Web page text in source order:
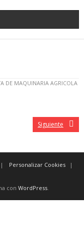
DE MAQUINARIA AGRICOLA
Siguiente
Personalizar Cookies
con WordPress.